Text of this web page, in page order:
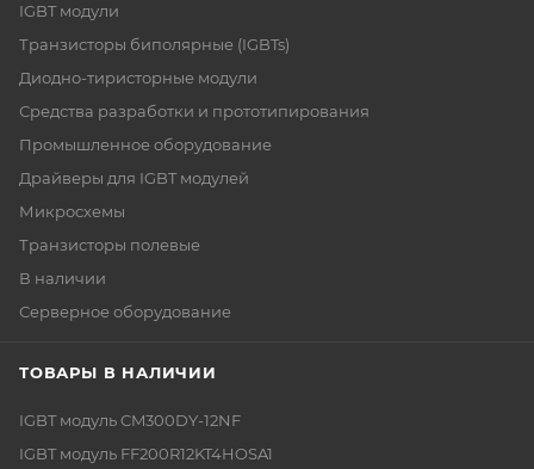
IGBT модули
Транзисторы биполярные (IGBTs)
Диодно-тиристорные модули
Средства разработки и прототипирования
Промышленное оборудование
Драйверы для IGBT модулей
Микросхемы
Транзисторы полевые
В наличии
Серверное оборудование
ТОВАРЫ В НАЛИЧИИ
IGBT модуль CM300DY-12NF
IGBT модуль FF200R12KT4HOSA1